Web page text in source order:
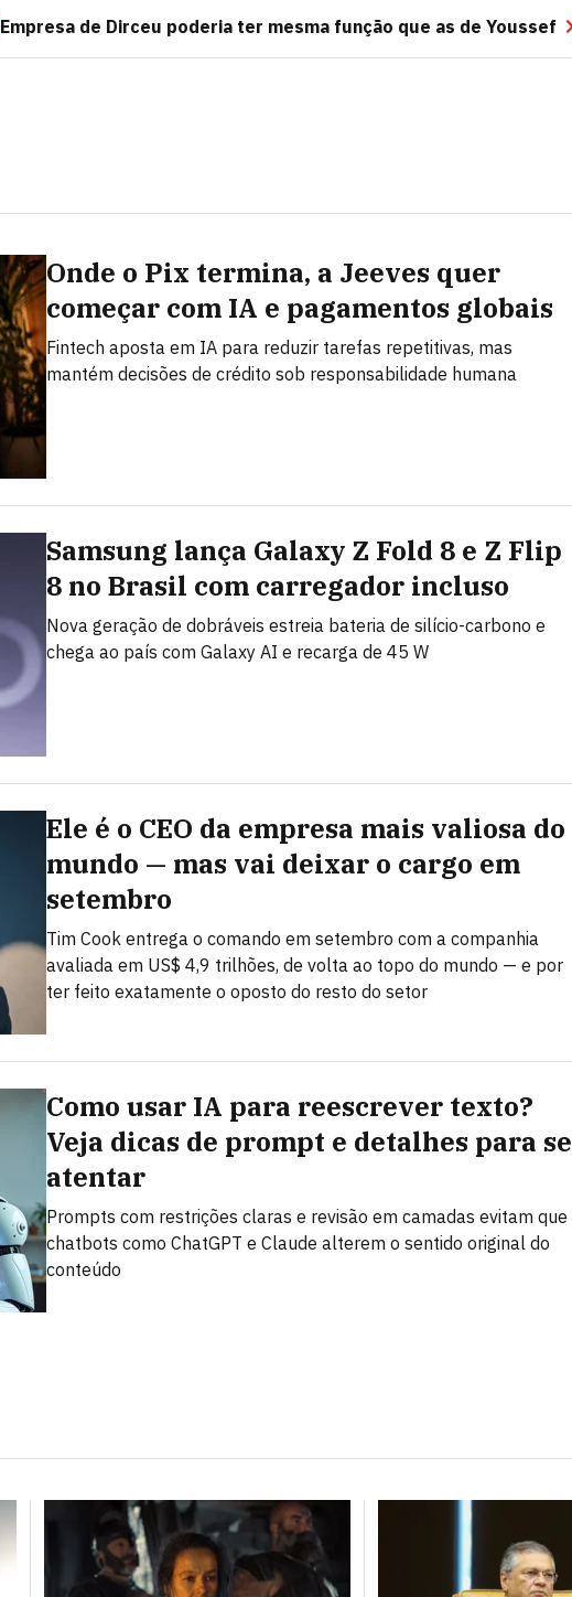
Empresa de Dirceu poderia ter mesma função que as de Youssef
Onde o Pix termina, a Jeeves quer
começar com IA e pagamentos globais
Fintech aposta em IA para reduzir tarefas repetitivas, mas
mantém decisões de crédito sob responsabilidade humana
Samsung lança Galaxy Z Fold 8 e Z Flip
8 no Brasil com carregador incluso
Nova geração de dobráveis estreia bateria de silício-carbono e
chega ao país com Galaxy AI e recarga de 45 W
Ele é o CEO da empresa mais valiosa do
mundo — mas vai deixar o cargo em
setembro
Tim Cook entrega o comando em setembro com a companhia
avaliada em US$ 4,9 trilhões, de volta ao topo do mundo — e por
ter feito exatamente o oposto do resto do setor
Como usar IA para reescrever texto?
Veja dicas de prompt e detalhes para se
atentar
Prompts com restrições claras e revisão em camadas evitam que
chatbots como ChatGPT e Claude alterem o sentido original do
conteúdo